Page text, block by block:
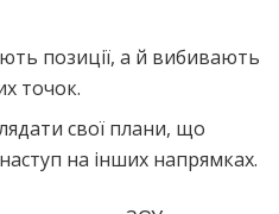
позиції, а й вибивають
точок.
свої плани, що
на інших напрямках.